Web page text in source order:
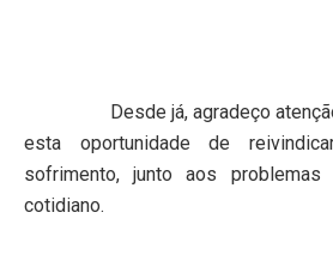
Desde já, agradeço
esta oportunidade de
sofrimento, junto aos
cotidiano.